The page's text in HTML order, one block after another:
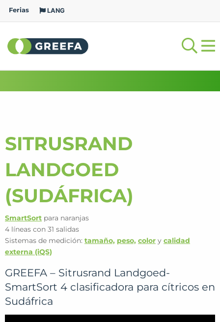
Ferias LANG
SITRUSRAND
LANDGOED
(SUDÁFRICA)
SmartSort para naranjas
4 líneas con 31 salidas
Sistemas de medición: tamaño, peso, color y calidad
externa (iQS)
GREEFA – Sitrusrand Landgoed-
SmartSort 4 clasificadora para cítricos en
Sudáfrica